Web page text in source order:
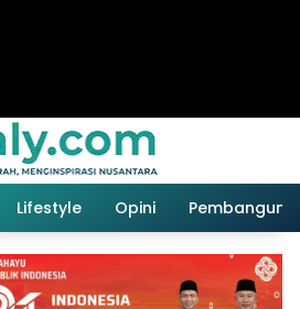
Lifestyle Opini